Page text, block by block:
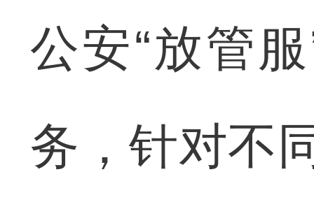
公安“放管
务，针对不